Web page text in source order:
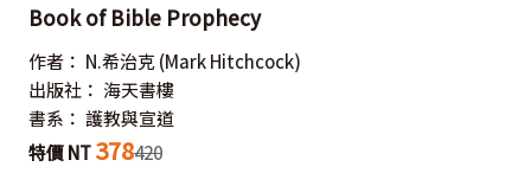
Book of Bible Prophecy
作者： N.希治克 (Mark Hitchcock)
出版社： 海天書樓
書系： 護教與宣道
特價 NT 378420